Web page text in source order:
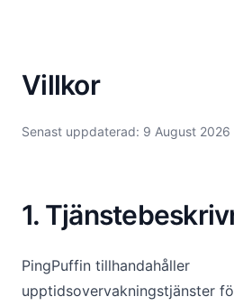
Villkor
Senast uppdaterad: 9 August 2026
1.
PingPuffin tillhandahåller
upptidsovervakningstjänster